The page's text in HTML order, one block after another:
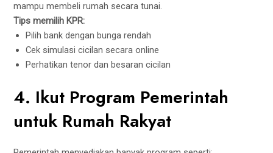
mampu membeli rumah secara tunai.
Tips memilih KPR:
Pilih bank dengan bunga rendah
Cek simulasi cicilan secara online
Perhatikan tenor dan besaran cicilan
4. Ikut Program Pemerintah
untuk Rumah Rakyat